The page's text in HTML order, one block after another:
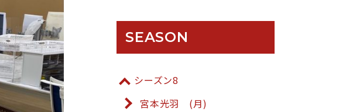
SEASON
シーズン8
宮本光羽 (月)